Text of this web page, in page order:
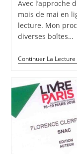
Avec l’approche
mois de mai en
lecture. Mon
diverses boîtes…
Continuer La Lecture